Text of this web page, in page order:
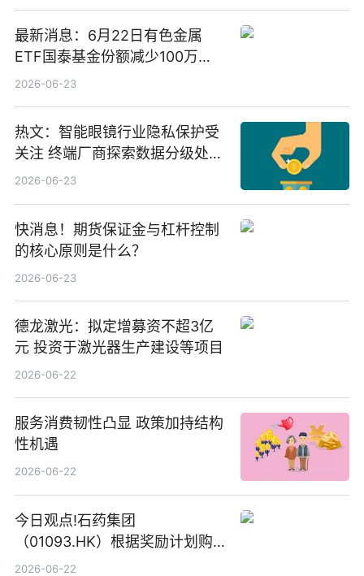
最新消息：6月22日有色金属
ETF国泰基金份额减少100万
份，重仓股紫金矿业、洛阳钼
2026-06-23
热文：智能眼镜行业隐私保护受
关注 终端厂商探索数据分级处理
等方案
2026-06-23
快消息！期货保证金与杠杆控制
的核心原则是什么？
2026-06-23
德龙激光：拟定增募资不超3亿
元 投资于激光器生产建设等项目
2026-06-22
服务消费韧性凸显 政策加持结构
性机遇
2026-06-22
今日观点!石药集团
（01093.HK）根据奖励计划购
回580万股
2026-06-22